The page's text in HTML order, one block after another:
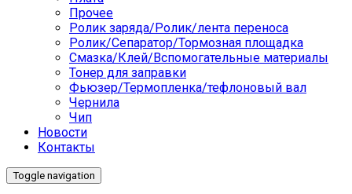
Прочее
Ролик заряда/Ролик/лента переноса
Ролик/Сепаратор/Тормозная площадка
Смазка/Клей/Вспомогательные материалы
Тонер для заправки
Фьюзер/Термопленка/тефлоновый вал
Чернила
Чип
Новости
Контакты
Toggle navigation